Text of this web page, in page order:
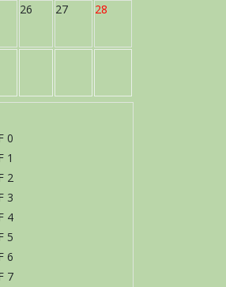
26 27 28
0
1
2
3
4
5
6
7